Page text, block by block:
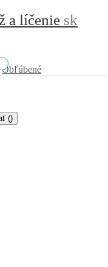
a líčenie sk
Obľúbené
()